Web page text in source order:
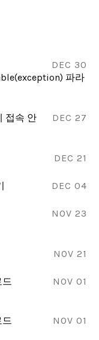
DEC 30
파라
DEC 27
접속 안
DEC 21
DEC 04
NOV 23
NOV 21
NOV 01
드
NOV 01
드